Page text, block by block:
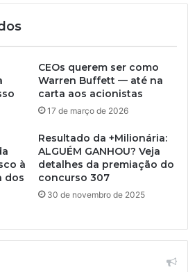
CEOs querem ser como
Warren Buffett — até na
carta aos acionistas
17 de março de 2026
à
dos
Resultado da +Milionária:
ALGUÉM GANHOU? Veja
detalhes da premiação do
concurso 307
30 de novembro de 2025